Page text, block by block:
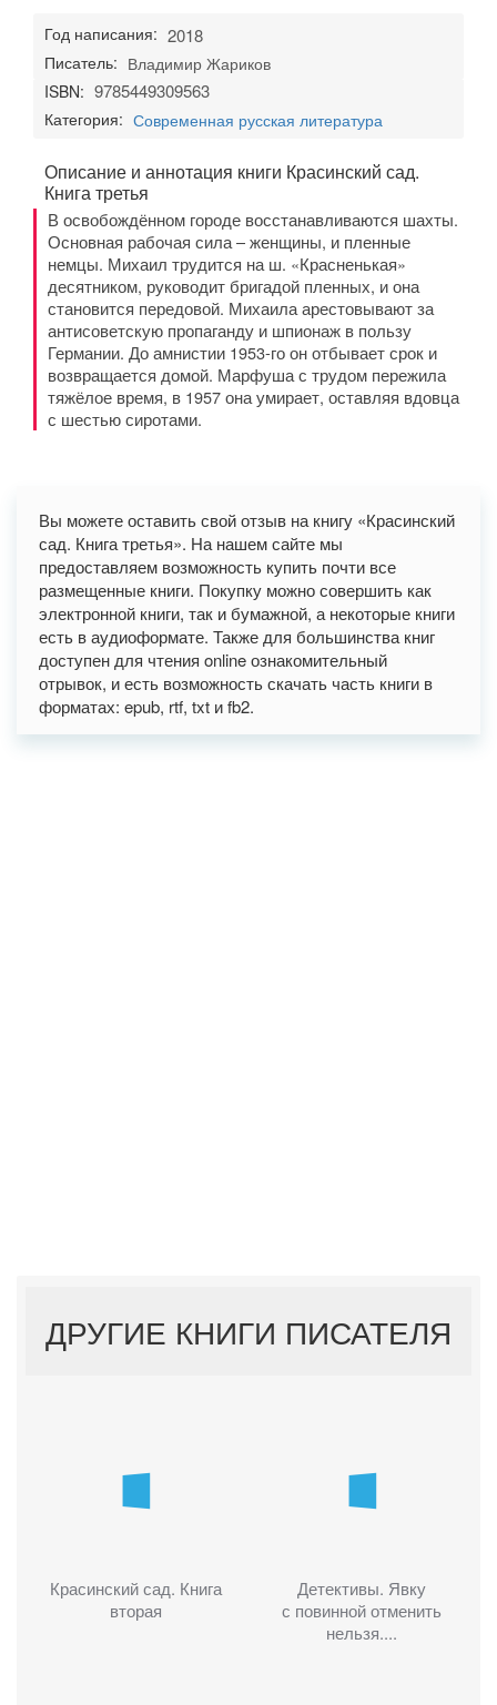
Год написания: 2018
Писатель: Владимир Жариков
ISBN: 9785449309563
Категория: Современная русская литература
Описание и аннотация книги Красинский сад.
Книга третья
В освобождённом городе восстанавливаются шахты.
Основная рабочая сила – женщины, и пленные
немцы. Михаил трудится на ш. «Красненькая»
десятником, руководит бригадой пленных, и она
становится передовой. Михаила арестовывают за
антисоветскую пропаганду и шпионаж в пользу
Германии. До амнистии 1953-го он отбывает срок и
возвращается домой. Марфуша с трудом пережила
тяжёлое время, в 1957 она умирает, оставляя вдовца
с шестью сиротами.
Вы можете оставить свой отзыв на книгу «Красинский
сад. Книга третья». На нашем сайте мы
предоставляем возможность купить почти все
размещенные книги. Покупку можно совершить как
электронной книги, так и бумажной, а некоторые книги
есть в аудиоформате. Также для большинства книг
доступен для чтения online ознакомительный
отрывок, и есть возможность скачать часть книги в
форматах: epub, rtf, txt и fb2.
ДРУГИЕ КНИГИ ПИСАТЕЛЯ
Красинский сад. Книга
вторая
Детективы. Явку
с повинной отменить
нельзя....